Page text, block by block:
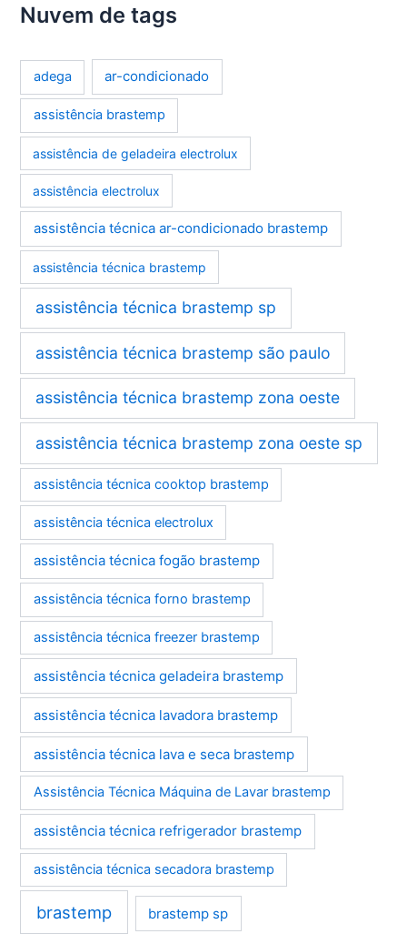
Nuvem de tags
adega ar-condicionado
assistência brastemp
assistência de geladeira electrolux
assistência electrolux
assistência técnica ar-condicionado brastemp
assistência técnica brastemp
assistência técnica brastemp sp
assistência técnica brastemp são paulo
assistência técnica brastemp zona oeste
assistência técnica brastemp zona oeste sp
assistência técnica cooktop brastemp
assistência técnica electrolux
assistência técnica fogão brastemp
assistência técnica forno brastemp
assistência técnica freezer brastemp
assistência técnica geladeira brastemp
assistência técnica lavadora brastemp
assistência técnica lava e seca brastemp
Assistência Técnica Máquina de Lavar brastemp
assistência técnica refrigerador brastemp
assistência técnica secadora brastemp
brastemp brastemp sp